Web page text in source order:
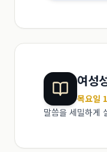
여성
목요일
말씀을 세밀하게